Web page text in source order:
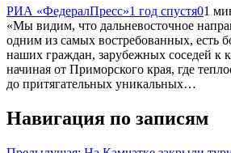
РИА «ФедералПресс»1 год спустя01
«Мы видим, что дальневосточное
одним из самых востребованных, есть
наших граждан, зарубежных соседей к
начиная от Приморского края, где
до притягательных уникальных…
Навигация по записям